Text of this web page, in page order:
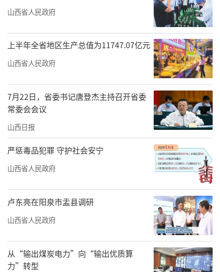
山西省人民政府
上半年全省地区生产总值为11747.07亿元
山西省人民政府
7月22日，省委书记唐登杰主持召开省委
常委会会议
山西日报
严惩毒品犯罪 守护社会安宁
山西省人民政府
卢东亮在阳泉市盂县调研
山西省人民政府
从“输出煤炭电力”向“输出优质算
力”转型